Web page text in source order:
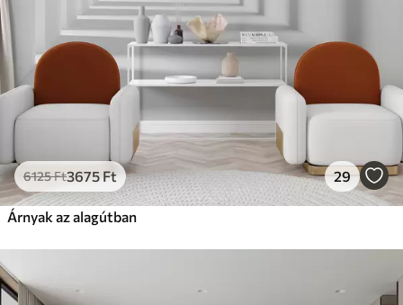
6125Ft3675 Ft 29
Árnyak az alagútban